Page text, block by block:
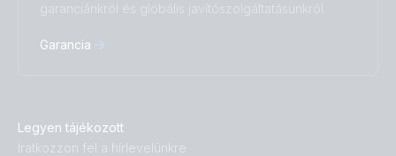
garanciánkról és globális javítószolgáltatásunkról.
Garancia
Legyen tájékozott
Iratkozzon fel a hírlevelünkre